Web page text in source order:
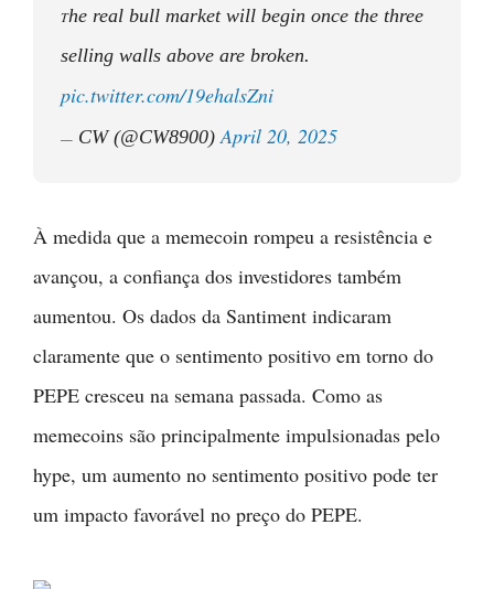
The real bull market will begin once the three
selling walls above are broken.
pic.twitter.com/19ehalsZni
— CW (@CW8900) April 20, 2025
À medida que a memecoin rompeu a resistência e
avançou, a confiança dos investidores também
aumentou. Os dados da Santiment indicaram
claramente que o sentimento positivo em torno do
PEPE cresceu na semana passada. Como as
memecoins são principalmente impulsionadas pelo
hype, um aumento no sentimento positivo pode ter
um impacto favorável no preço do PEPE.